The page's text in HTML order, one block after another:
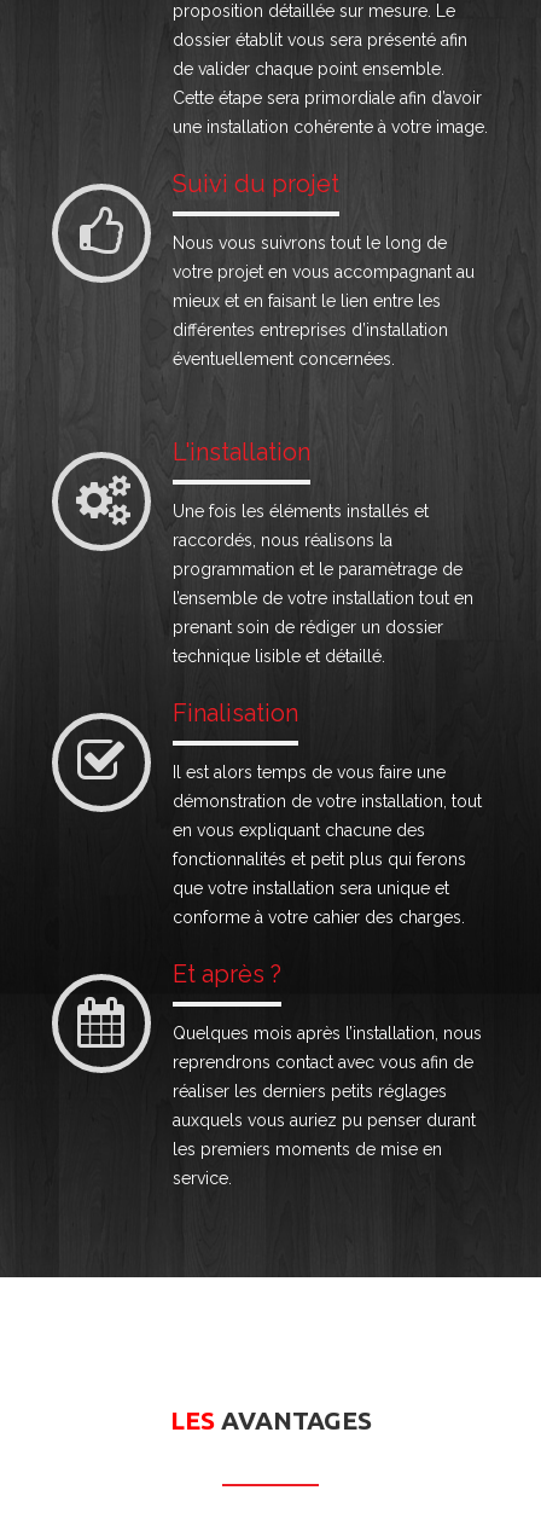
proposition détaillée sur mesure. Le
dossier établit vous sera présenté afin
de valider chaque point ensemble.
Cette étape sera primordiale afin d’avoir
une installation cohérente à votre image.
Suivi du projet
Nous vous suivrons tout le long de
votre projet en vous accompagnant au
mieux et en faisant le lien entre les
différentes entreprises d’installation
éventuellement concernées.
L'installation
Une fois les éléments installés et
raccordés, nous réalisons la
programmation et le paramètrage de
l’ensemble de votre installation tout en
prenant soin de rédiger un dossier
technique lisible et détaillé.
Finalisation
Il est alors temps de vous faire une
démonstration de votre installation, tout
en vous expliquant chacune des
fonctionnalités et petit plus qui ferons
que votre installation sera unique et
conforme à votre cahier des charges.
Et après ?
Quelques mois après l’installation, nous
reprendrons contact avec vous afin de
réaliser les derniers petits réglages
auxquels vous auriez pu penser durant
les premiers moments de mise en
service.
LES AVANTAGES